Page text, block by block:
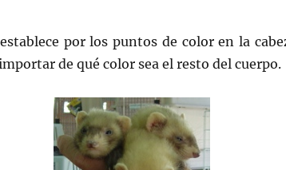
por los puntos de color en la
de qué color sea el resto del cuerpo.